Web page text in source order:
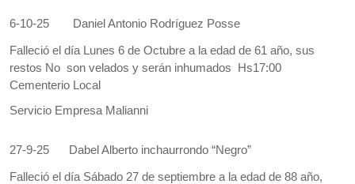
6-10-25 Daniel Antonio Rodríguez Posse
Falleció el día Lunes 6 de Octubre a la edad de 61 año, sus
restos No son velados y serán inhumados Hs17:00
Cementerio Local
Servicio Empresa Malianni
27-9-25 Dabel Alberto inchaurrondo “Negro”
Falleció el día Sábado 27 de septiembre a la edad de 88 año,